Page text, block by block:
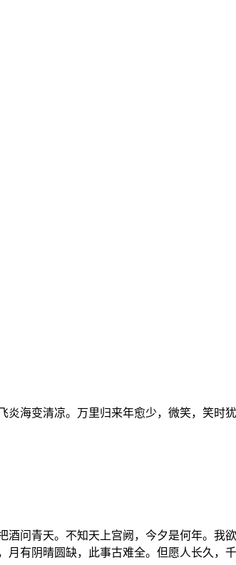
海变清凉。万里归来年愈少，微笑，笑时
问青天。不知天上宫阙，今夕是何年。我
有阴晴圆缺，此事古难全。但愿人长久，